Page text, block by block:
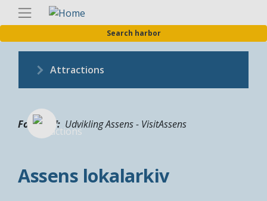
Skip
content
Search harbor
Attractions
Fotograf Udvikling Assens - VisitAssens
Assens lokalarkiv